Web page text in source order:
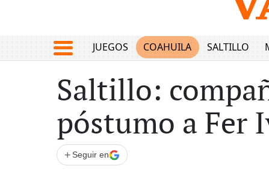
JUEGOS COAHUILA SALTILLO
Saltillo:
póstumo a Fer
+ Seguir en